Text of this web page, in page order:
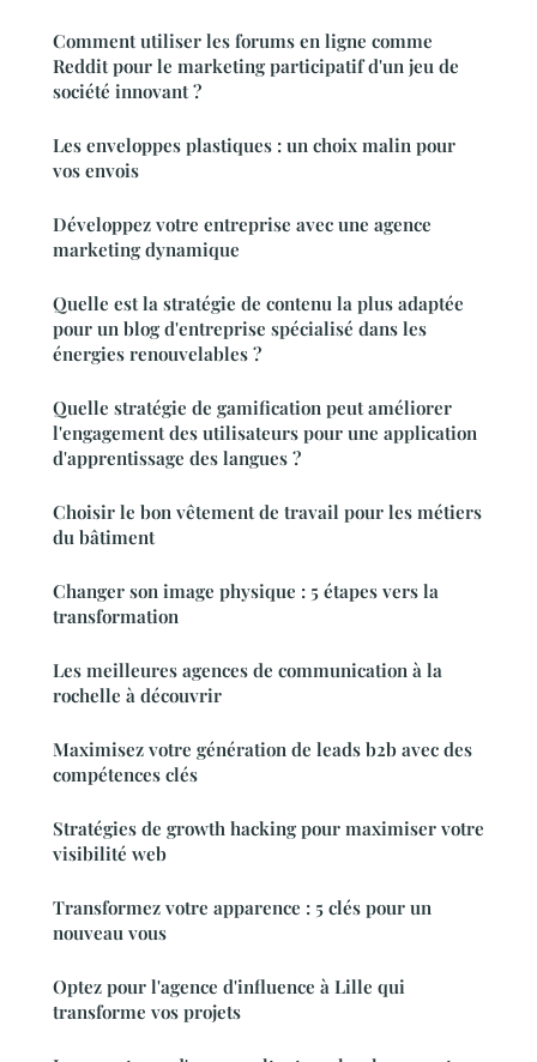
Comment utiliser les forums en ligne comme
Reddit pour le marketing participatif d'un jeu de
société innovant ?
Les enveloppes plastiques : un choix malin pour
vos envois
Développez votre entreprise avec une agence
marketing dynamique
Quelle est la stratégie de contenu la plus adaptée
pour un blog d'entreprise spécialisé dans les
énergies renouvelables ?
Quelle stratégie de gamification peut améliorer
l'engagement des utilisateurs pour une application
d'apprentissage des langues ?
Choisir le bon vêtement de travail pour les métiers
du bâtiment
Changer son image physique : 5 étapes vers la
transformation
Les meilleures agences de communication à la
rochelle à découvrir
Maximisez votre génération de leads b2b avec des
compétences clés
Stratégies de growth hacking pour maximiser votre
visibilité web
Transformez votre apparence : 5 clés pour un
nouveau vous
Optez pour l'agence d'influence à Lille qui
transforme vos projets